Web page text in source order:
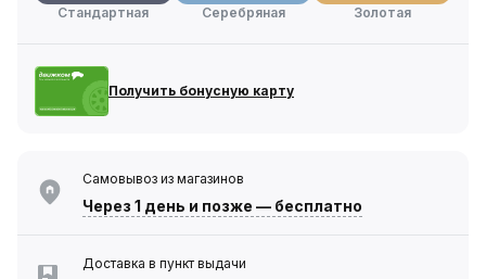
Стандартная
Серебряная
Золотая
Получить бонусную карту
Самовывоз из магазинов
Через 1 день и позже — бесплатно
Доставка в пункт выдачи